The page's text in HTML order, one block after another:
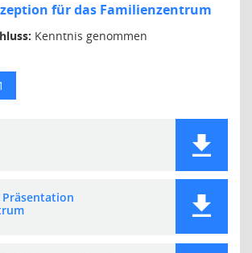
für das Familienzentrum
Kenntnis genommen
Präsentation